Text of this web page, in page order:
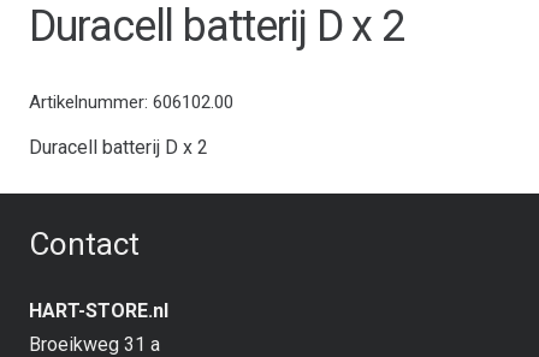
Duracell batterij D x 2
Artikelnummer: 606102.00
Duracell batterij D x 2
Contact
HART-STORE.nl
Broeikweg 31 a